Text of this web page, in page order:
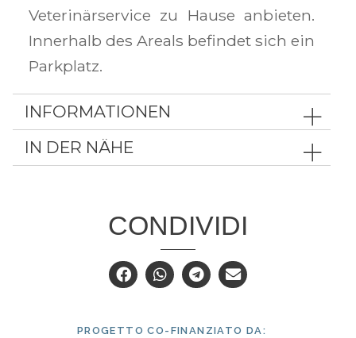
Veterinärservice zu Hause anbieten.
Innerhalb des Areals befindet sich ein
Parkplatz.
INFORMATIONEN
IN DER NÄHE
CONDIVIDI
PROGETTO CO-FINANZIATO DA: